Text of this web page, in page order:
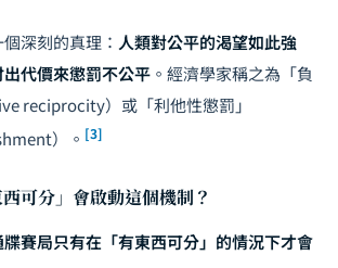
深刻的真理： 人類對公平的渴望如此強
代價來懲罰不公平 。經濟學家稱之為「負
reciprocity）或「利他性懲罰」
）。 [3]
可分」會啟動這個機制？
賽局只有在「有東西可分」的情況下才會